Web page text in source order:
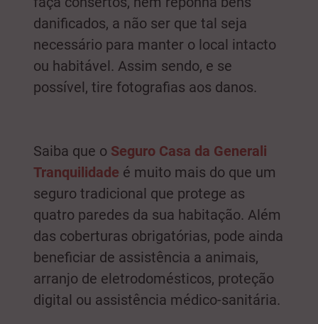
danificados, a não ser que tal seja
necessário para manter o local intacto
ou habitável. Assim sendo, e se
possível, tire fotografias aos danos.
Saiba que o Seguro Casa da Generali
Tranquilidade é muito mais do que um
seguro tradicional que protege as
quatro paredes da sua habitação. Além
das coberturas obrigatórias, pode ainda
beneficiar de assistência a animais,
arranjo de eletrodomésticos, proteção
digital ou assistência médico-sanitária.